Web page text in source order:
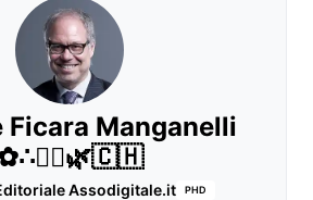
Ficara Manganelli
Assodigitale.it PHD